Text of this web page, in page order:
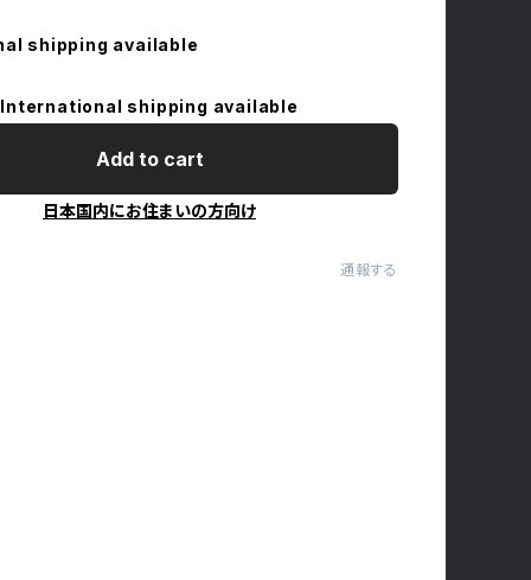
shipping available
International shipping available
Add to cart
日本国内にお住まいの方向け
通報する